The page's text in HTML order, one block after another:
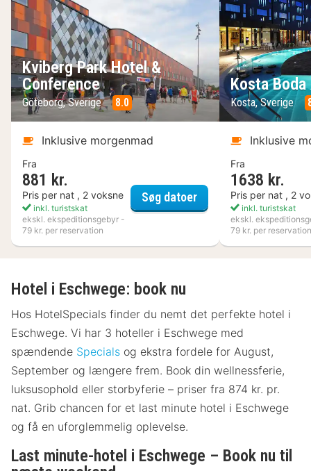
Kviberg Park Hotel &
Conference
Göteborg, Sverige 8.0
Inklusive morgenmad
Fra
881 kr.
Pris per nat , 2 voksne
inkl. turistskat
ekskl. ekspeditionsgebyr -
79 kr. per reservation
Søg datoerKviberg Park Hotel &
Kosta
Kosta, Sverige
Inklusive
Fra
1638 kr.
Pris per nat , 2
inkl. turistskat
ekskl.
79 kr. per reservation
Hotel i Eschwege: book nu
Hos HotelSpecials finder du nemt det perfekte hotel i
Eschwege. Vi har 3 hoteller i Eschwege med
spændende Specials og ekstra fordele for August,
September og længere frem. Book din wellnessferie,
luksusophold eller storbyferie – priser fra 874 kr. pr.
nat. Grib chancen for et last minute hotel i Eschwege
og få en uforglemmelig oplevelse.
Last minute-hotel i Eschwege – Book nu til